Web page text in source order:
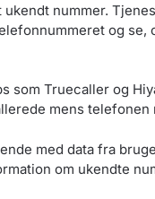
nummer.
og
som Truecaller og
mens telefonen
med data fra
om ukendte